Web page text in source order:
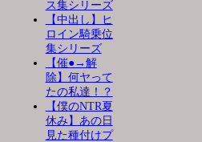
ス集シリーズ
【中出し】ヒ
ロイン騎乗位
集シリーズ
【催●→解
除】何ヤって
たの私達！？
【僕のNTR夏
休み】あの日
見た種付けプ